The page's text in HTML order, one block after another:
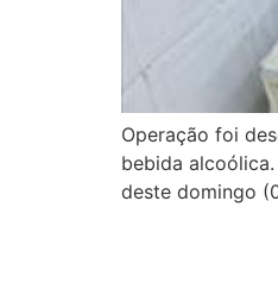
Operação foi
bebida
deste domingo